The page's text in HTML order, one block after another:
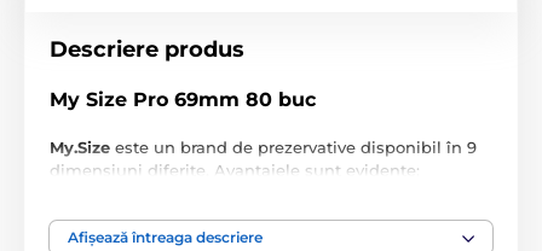
Descriere produs
My Size Pro 69mm 80 buc
My.Size este un brand de prezervative disponibil în 9
dimensiuni diferite. Avantajele sunt evidente:
actului sexual. Prezervativele My.Size asigură o
potrivire optimă și confort prin prevenirea mișcării
Afișează întreaga descriere